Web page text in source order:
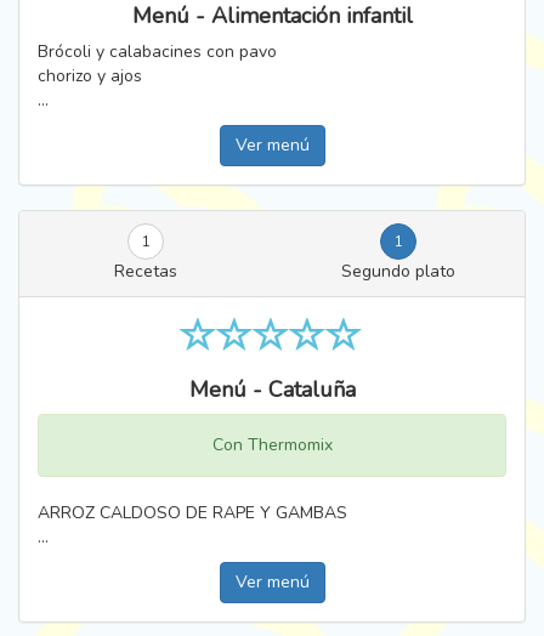
Menú - Alimentación infantil
Brócoli y calabacines con pavo
chorizo y ajos
...
Ver menú
1 1
Recetas Segundo plato
Menú - Cataluña
Con Thermomix
ARROZ CALDOSO DE RAPE Y GAMBAS
...
Ver menú